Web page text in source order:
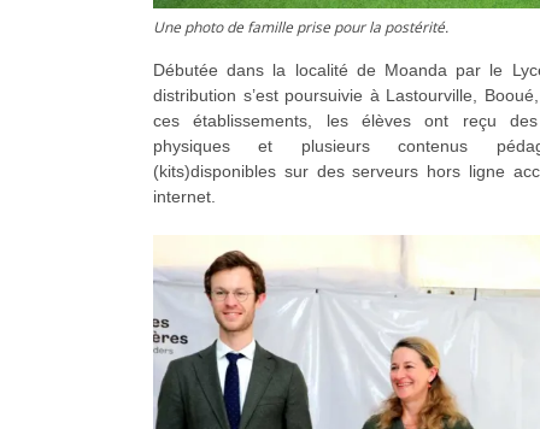
Une photo de famille prise pour la postérité.
Débutée dans la localité de Moanda par le
distribution s’est poursuivie à Lastourville,
ces établissements, les élèves ont reçu
physiques et plusieurs contenus
(kits)disponibles sur des serveurs hors ligne
internet.